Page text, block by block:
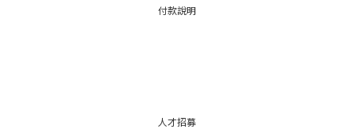
付款說明
人才招募